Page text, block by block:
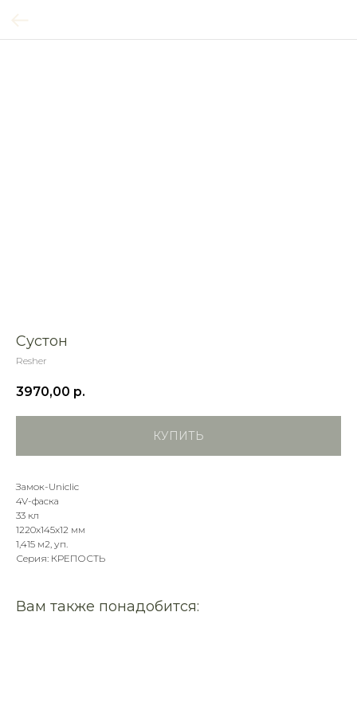
Сустон
Resher
3970,00 р.
КУПИТЬ
Замок-Uniclic
4V-фаска
33 кл
1220х145х12 мм
1,415 м2, уп.
Серия: КРЕПОСТЬ
Вам также понадобится: